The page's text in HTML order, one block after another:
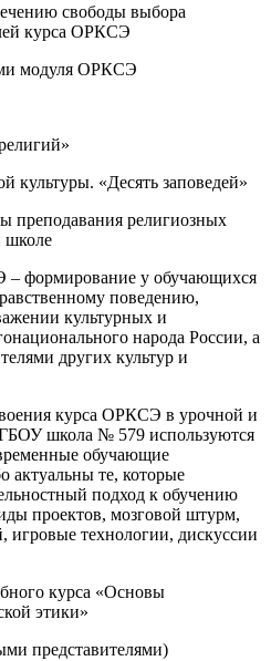
свободы выбора
курса ОРКСЭ
модуля ОРКСЭ
культуры. «Десять заповедей»
преподавания религиозных
школе
– формирование у обучающихся
поведению,
культурных и
народа России, а
других культур и
курса ОРКСЭ в урочной и
школа № 579 используются
обучающие
актуальны те, которые
подход к обучению
проектов, мозговой штурм,
игровые технологии, дискуссии
курса «Основы
этики»
представителями)